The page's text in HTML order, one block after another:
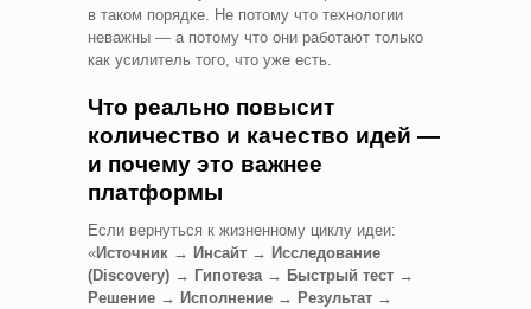
в таком порядке. Не потому что технологии
неважны — а потому что они работают только
как усилитель того, что уже есть.
Что реально повысит
количество и качество идей —
и почему это важнее
платформы
Если вернуться к жизненному циклу идеи:
«Источник → Инсайт → Исследование
(Discovery) → Гипотеза → Быстрый тест →
Решение → Исполнение → Результат →